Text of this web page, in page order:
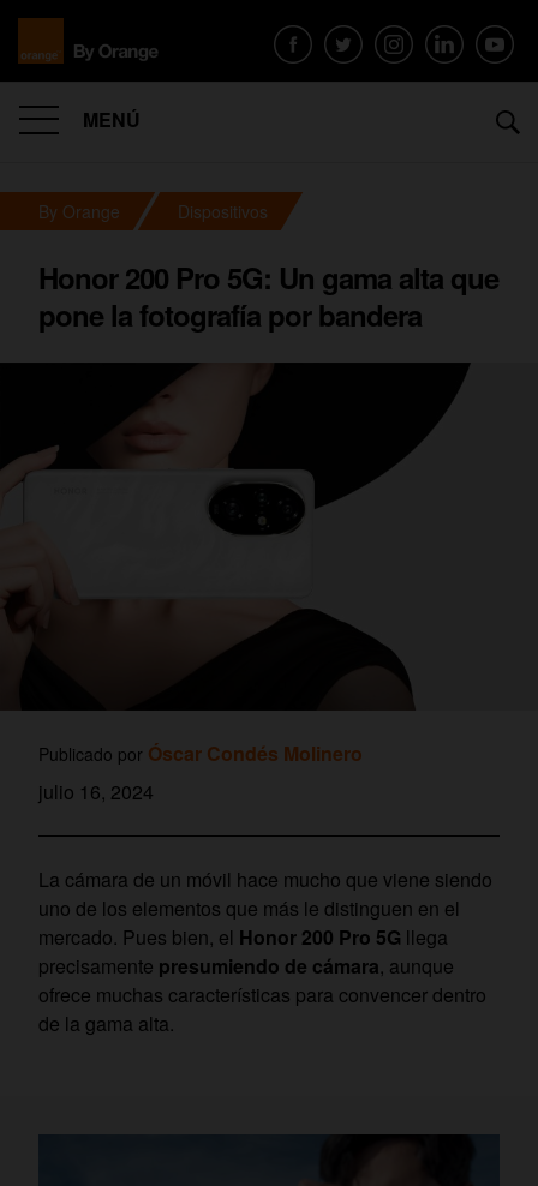
MENÚ
By Orange Dispositivos
Honor 200 Pro 5G: Un gama alta que
pone la fotografía por bandera
Publicado por Óscar Condés Molinero
julio 16, 2024
La cámara de un móvil hace mucho que viene siendo
uno de los elementos que más le distinguen en el
mercado. Pues bien, el Honor 200 Pro 5G llega
precisamente presumiendo de cámara, aunque
ofrece muchas características para convencer dentro
de la gama alta.